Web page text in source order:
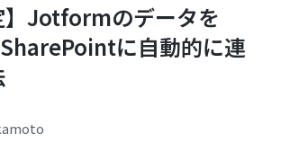
】Jotformのデータを
に自動的に連